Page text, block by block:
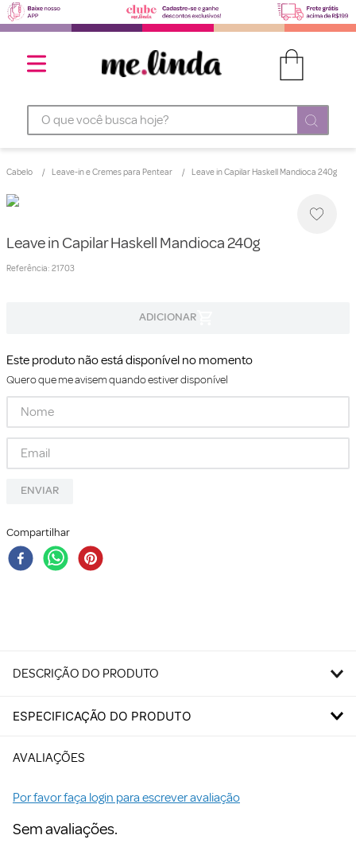
O que você busca hoje?
Cabelo Leave-in e Cremes para Pentear Leave in Capilar Haskell Mandioca 240g
Leave in Capilar Haskell Mandioca 240g
Referência: 21703
Este produto não está disponível no momento
Quero que me avisem quando estiver disponível
ENVIAR
Compartilhar
DESCRIÇÃO DO PRODUTO
ESPECIFICAÇÃO DO PRODUTO
AVALIAÇÕES
Por favor faça login para escrever avaliação
Sem avaliações.